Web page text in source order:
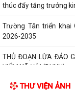
thúc đẩy tăng trưởng
Trường Tân triển khai
2026-2035
THỦ ĐOẠN LỪA ĐẢO
HIỂM XÃ HỘI (BHXH)
Xã Trường Tân tăng
THƯ VIỆN ẢNH